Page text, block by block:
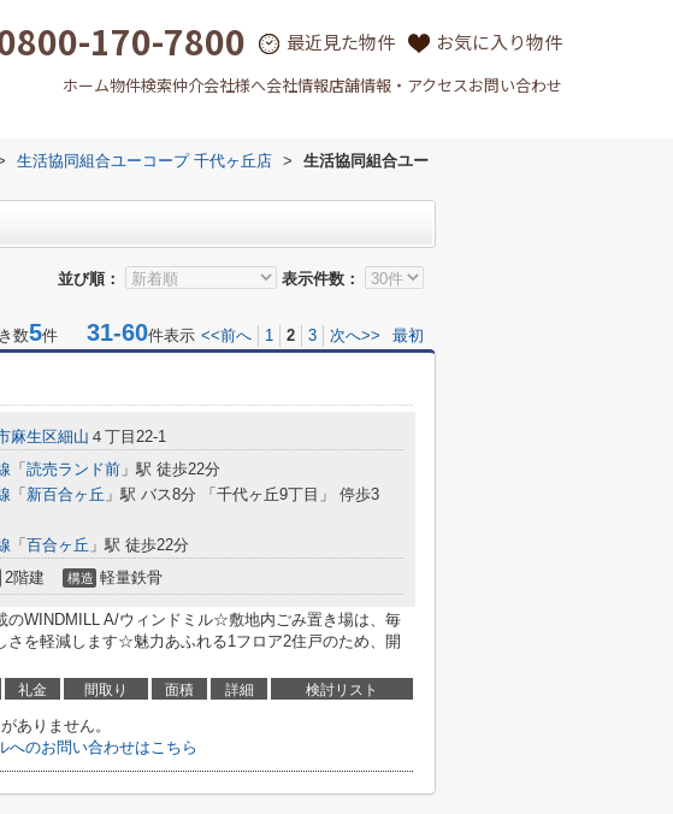
170-7800 最近見た物件 お気に入り物件
ホーム物件検索仲介会社様へ会社情報店舗情報・アクセスお問い合わせ
生活協同組合ユーコープ 千代ヶ丘店 >
生活協同組合ユー
並び順： 表示件数：
数5件 31-60件表示 <<前へ 1 2 3 次へ>> 最初
麻生区細山 ４丁目22-1
「 読売ランド前 」駅 徒歩22分
「 新百合ヶ丘 」駅 バス8分 「千代ヶ丘9丁目」 停歩3
「 百合ヶ丘 」駅 徒歩22分
2階建 構造 軽量鉄骨
のWINDMILL A/ウィンドミル☆敷地内ごみ置き場は、毎
さを軽減します☆魅力あふれる1フロア2住戸のため、開
礼金 間取り 面積 詳細 検討リスト
ありません。
へのお問い合わせはこちら